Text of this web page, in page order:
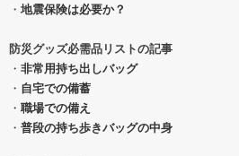
・ 地震保険は必要か？
防災グッズ必需品リストの記事
・ 非常用持ち出しバッグ
・ 自宅での備蓄
・ 職場での備え
・ 普段の持ち歩きバッグの中身